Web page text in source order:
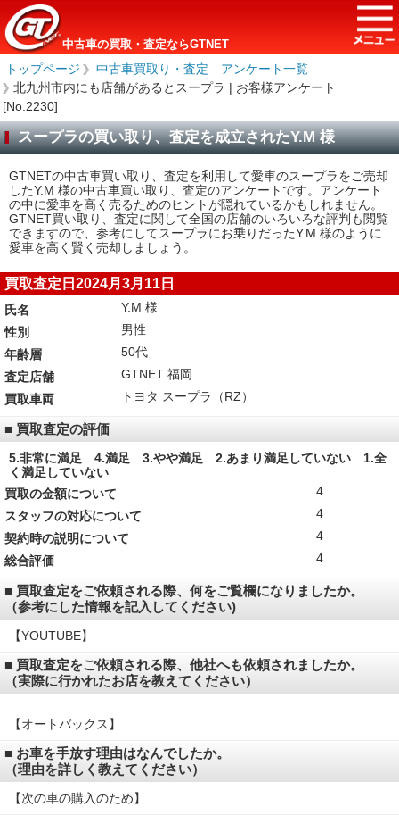
中古車の買取・査定ならGTNET
トップページ ＞
中古車買取り・査定 アンケート一覧
＞
北九州市内にも店舗があるとスープラ | お客様アンケート
[No.2230]
スープラの買い取り、査定を成立されたY.M 様
GTNETの中古車買い取り、査定を利用して愛車のスープラをご売却
したY.M 様の中古車買い取り、査定のアンケートです。アンケート
の中に愛車を高く売るためのヒントが隠れているかもしれません。
GTNET買い取り、査定に関して全国の店舗のいろいろな評判も閲覧
できますので、参考にしてスープラにお乗りだったY.M 様のように
愛車を高く賢く売却しましょう。
買取査定日2024月3月11日
氏名
Y.M 様
性別
男性
年齢層
50代
査定店舗
GTNET 福岡
買取車両
トヨタ スープラ（RZ）
■ 買取査定の評価
5.非常に満足 4.満足 3.やや満足 2.あまり満足していない 1.全
く満足していない
買取の金額について
4
スタッフの対応について
4
契約時の説明について
4
総合評価
4
■ 買取査定をご依頼される際、何をご覧欄になりましたか。
（参考にした情報を記入してください)
【YOUTUBE】
■ 買取査定をご依頼される際、他社へも依頼されましたか。
（実際に行かれたお店を教えてください）
【オートバックス】
■ お車を手放す理由はなんでしたか。
（理由を詳しく教えてください）
【次の車の購入のため】